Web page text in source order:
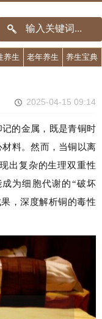
养生 老年养生 养生宝典
2025-04-15 09:14
的金属，既是青铜时
料。然而，当铜以离
出复杂的生理双重性
为细胞代谢的“破坏
，深度解析铜的毒性